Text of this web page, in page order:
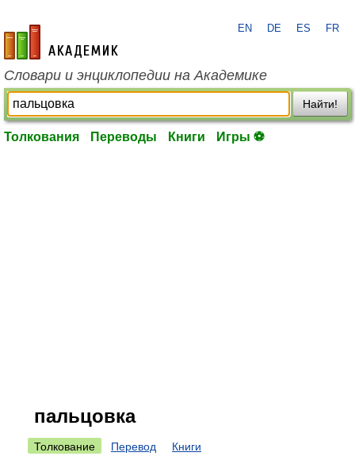
academic.ru
EN DE ES FR
Словари и энциклопедии на Академике
Найти!
Толкования Переводы Книги Игры ⚽
пальцовка
Толкование Перевод Книги